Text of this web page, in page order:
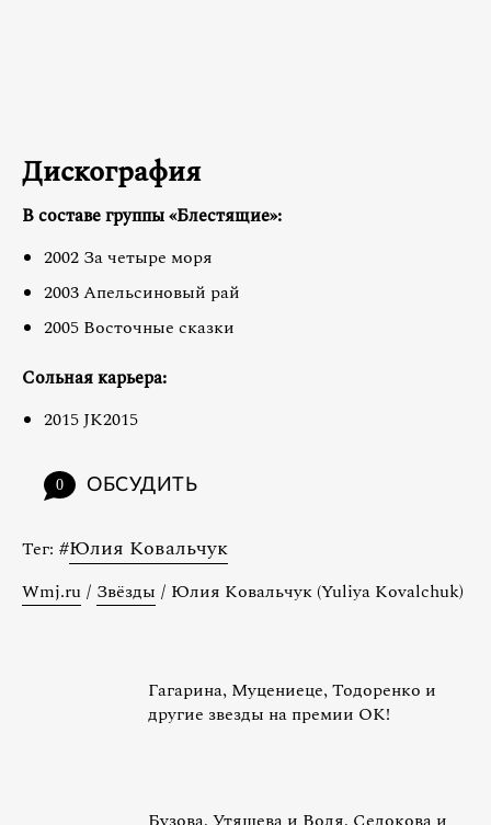
Дискография
В составе группы «Блестящие»:
2002 За четыре моря
2003 Апельсиновый рай
2005 Восточные сказки
Сольная карьера:
2015 JK2015
0 ОБСУДИТЬ
Тег: #Юлия Ковальчук
Wmj.ru / Звёзды / Юлия Ковальчук (Yuliya Kovalchuk)
Гагарина, Муцениеце, Тодоренко и
другие звезды на премии OK!